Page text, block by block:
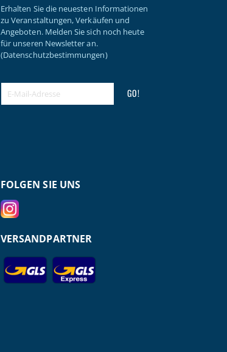
Erhalten Sie die neuesten Informationen
zu Veranstaltungen, Verkäufen und
Angeboten. Melden Sie sich noch heute
für unseren Newsletter an.
(Datenschutzbestimmungen)
GO!
FOLGEN SIE UNS
VERSANDPARTNER